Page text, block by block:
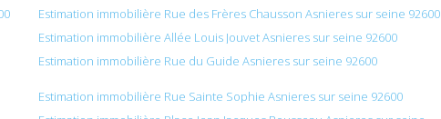
Estimation immobilière Rue des Frères Chausson Asnieres sur seine 92600
Estimation immobilière Allée Louis Jouvet Asnieres sur seine 92600
Estimation immobilière Rue du Guide Asnieres sur seine 92600
Estimation immobilière Rue Sainte Sophie Asnieres sur seine 92600